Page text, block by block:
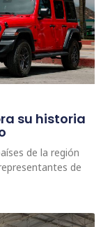
su historia
de la región
de